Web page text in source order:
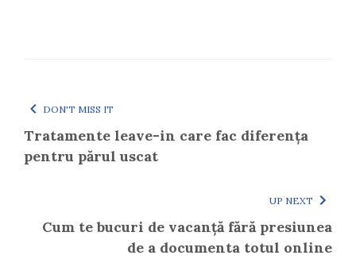
DON'T MISS IT
Tratamente leave-in care fac diferența
pentru părul uscat
UP NEXT
Cum te bucuri de vacanță fără presiunea
de a documenta totul online